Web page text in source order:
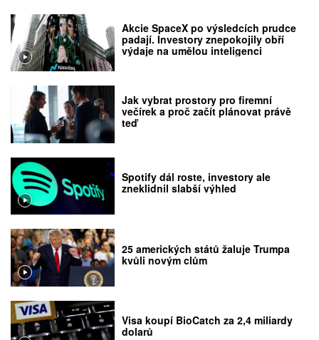
Akcie SpaceX po výsledcích prudce
padají. Investory znepokojily obří
výdaje na umělou inteligenci
Jak vybrat prostory pro firemní
večírek a proč začít plánovat právě
teď
Spotify dál roste, investory ale
zneklidnil slabší výhled
25 amerických států žaluje Trumpa
kvůli novým clům
Visa koupí BioCatch za 2,4 miliardy
dolarů